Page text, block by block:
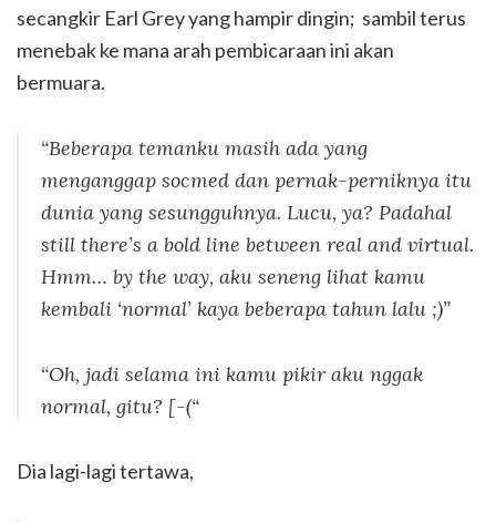
secangkir Earl Grey yang hampir dingin; sambil terus
menebak ke mana arah pembicaraan ini akan
bermuara.
“Beberapa temanku masih ada yang
menganggap socmed dan pernak-perniknya itu
dunia yang sesungguhnya. Lucu, ya? Padahal
still there’s a bold line between real and virtual.
Hmm… by the way, aku seneng lihat kamu
kembali ‘normal’ kaya beberapa tahun lalu ;)”
“Oh, jadi selama ini kamu pikir aku nggak
normal, gitu? [-(“
Dia lagi-lagi tertawa,